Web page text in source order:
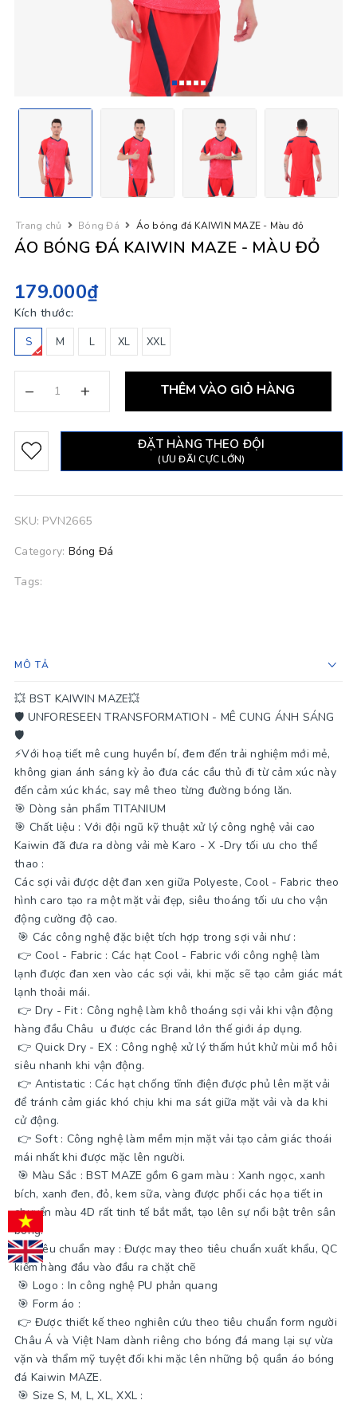
Trang chủ Bóng Đá Áo bóng đá KAIWIN MAZE - Màu đỏ
ÁO BÓNG ĐÁ KAIWIN MAZE - MÀU ĐỎ
179.000₫
Kích thước:
S M L XL XXL
– + THÊM VÀO GIỎ HÀNG
ĐẶT HÀNG THEO ĐỘI
(ƯU ĐÃI CỰC LỚN)
SKU: PVN2665
Category: Bóng Đá
Tags:
MÔ TẢ
💥 BST KAIWIN MAZE💥
🛡 UNFORESEEN TRANSFORMATION - MÊ CUNG ÁNH SÁNG
🛡
⚡️Với hoạ tiết mê cung huyền bí, đem đến trải nghiệm mới mẻ,
không gian ánh sáng kỳ ảo đưa các cầu thủ đi từ cảm xúc này
đến cảm xúc khác, say mê theo từng đường bóng lăn.
🎯 Dòng sản phẩm TITANIUM
🎯 Chất liệu : Với đội ngũ kỹ thuật xử lý công nghệ vải cao
Kaiwin đã đưa ra dòng vải mè Karo - X -Dry tối ưu cho thể
thao :
Các sợi vải được dệt đan xen giữa Polyeste, Cool - Fabric theo
hình caro tạo ra một mặt vải đẹp, siêu thoáng tối ưu cho vận
động cường độ cao.
🎯 Các công nghệ đặc biệt tích hợp trong sợi vải như :
👉 Cool - Fabric : Các hạt Cool - Fabric với công nghệ làm
lạnh được đan xen vào các sợi vải, khi mặc sẽ tạo cảm giác mát
lạnh thoải mái.
👉 Dry - Fit : Công nghệ làm khô thoáng sợi vải khi vận động
hàng đầu Châu u được các Brand lớn thế giới áp dụng.
👉 Quick Dry - EX : Công nghệ xử lý thấm hút khử mùi mồ hôi
siêu nhanh khi vận động.
👉 Antistatic : Các hạt chống tĩnh điện được phủ lên mặt vải
để tránh cảm giác khó chịu khi ma sát giữa mặt vải và da khi
cử động.
👉 Soft : Công nghệ làm mềm mịn mặt vải tạo cảm giác thoái
mái nhất khi được mặc lên người.
🎯 Màu Sắc : BST MAZE gồm 6 gam màu : Xanh ngọc, xanh
bích, xanh đen, đỏ, kem sữa, vàng được phối các họa tiết in
chuyển màu 4D rất tinh tế bắt mắt, tạo lên sự nổi bật trên sân
bóng.
🎯 Tiêu chuẩn may : Được may theo tiêu chuẩn xuất khẩu, QC
kiểm hàng đầu vào đầu ra chặt chẽ
🎯 Logo : In công nghệ PU phản quang
🎯 Form áo :
👉 Được thiết kế theo nghiên cứu theo tiêu chuẩn form người
Châu Á và Việt Nam dành riêng cho bóng đá mang lại sự vừa
vặn và thẩm mỹ tuyệt đối khi mặc lên những bộ quần áo bóng
đá Kaiwin MAZE.
🎯 Size S, M, L, XL, XXL :